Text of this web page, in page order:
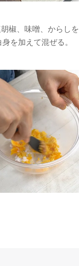
椒、味噌、からし
を加えて混ぜる。